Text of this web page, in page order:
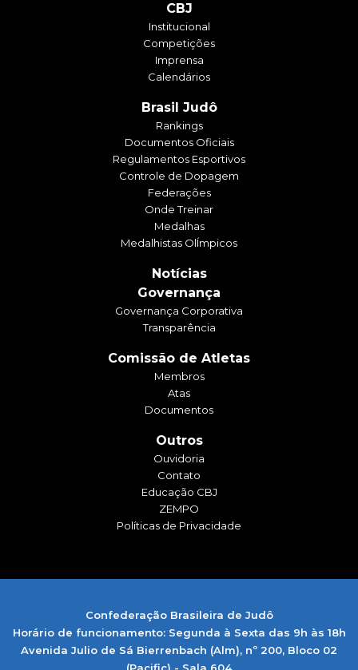
CBJ
Institucional
Competições
Imprensa
Calendários
Brasil Judô
Rankings
Documentos Oficiais
Regulamentos Esportivos
Controle de Dopagem
Federações
Onde Treinar
Medalhas
Medalhistas OlÍmpicos
Notícias
Governança
Governança Corporativa
Transparência
Comissão de Atletas
Membros
Atas
Documentos
Outros
Ouvidoria
Contato
Educação CBJ
ZEMPO
Políticas de Privacidade
Confederação Brasileira de Judô
Horário de funcionamento: Segunda à Sexta das 9h às 18h
Avenida Julio de Sá Bierrenbach (Alm), nº 200, Bloco 02